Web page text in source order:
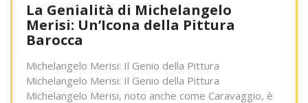
La Genialità di Michelangelo
Merisi: Un’Icona della Pittura
Barocca
Michelangelo Merisi: Il Genio della Pittura
Michelangelo Merisi: Il Genio della Pittura
Michelangelo Merisi, noto anche come Caravaggio, è